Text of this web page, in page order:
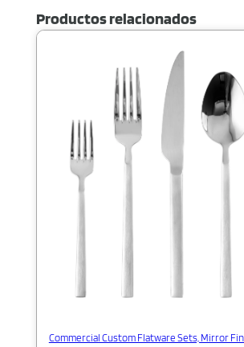
Productos relacionados
Commercial Custom Flatware Sets, Mirror